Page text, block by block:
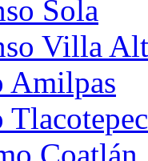
Sola
Villa
Amilpas
Tlacotepec
Coatlán